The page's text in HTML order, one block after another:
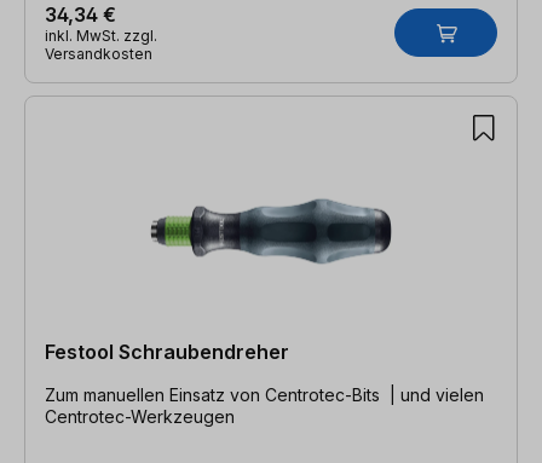
34,34 €
inkl. MwSt. zzgl.
Versandkosten
Festool Schraubendreher
Zum manuellen Einsatz von Centrotec-Bits | und vielen
Centrotec-Werkzeugen